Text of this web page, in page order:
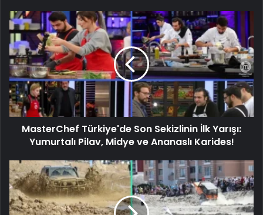
MasterChef Türkiye'de Son Sekizlinin İlk Yarışı:
Yumurtalı Pilav, Midye ve Ananaslı Karides!